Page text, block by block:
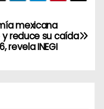
mexicana
reduce su caída
revela INEGI